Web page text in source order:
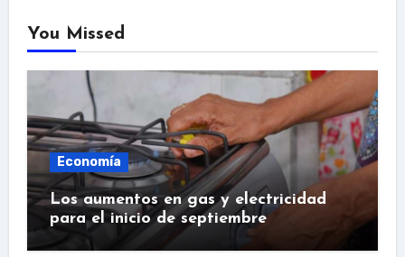
You Missed
Economía
Los aumentos en gas y electricidad
para el inicio de septiembre